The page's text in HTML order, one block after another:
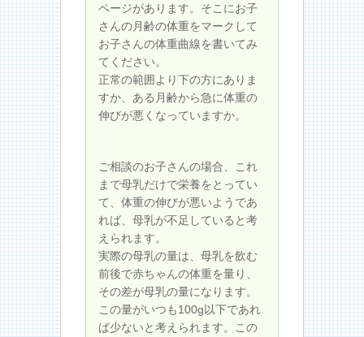
ページがあります。そこにお子
さんの月齢の体重をマークして
お子さんの体重曲線を書いてみ
てください。
正常の範囲より下の方にありま
すか、ある月齢から急に体重の
伸びが悪くなっていますか。
ご相談のお子さんの場合、これ
まで母乳だけで栄養をとってい
て、体重の伸びが悪いようであ
れば、母乳が不足していると考
えられます。
実際の母乳の量は、母乳を飲む
前後で赤ちゃんの体重を量り、
その差が母乳の量になります。
この量がいつも100g以下であれ
ば少ないと考えられます。この